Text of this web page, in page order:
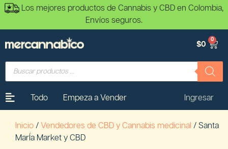
Los mejores productos de Cannabis y CBD en Colombia,
Envíos seguros.
$0
0
Todo Empeza a Vender Ingresar
Inicio / Vendedores de CBD y Cannabis medicinal / Santa
MarÍa Market y CBD